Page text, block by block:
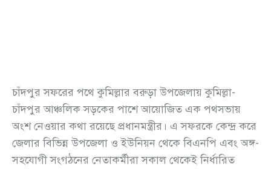
চাঁদপুর সফরের পথে কুমিল্লার বরুড়া উপজেলায় কুমিল্লা-
চাঁদপুর আঞ্চলিক সড়কের পাশে আয়োজিত এক পথসভায়
অংশ নেওয়ার কথা রয়েছে প্রধানমন্ত্রীর। এ সফরকে কেন্দ্র করে
জেলার বিভিন্ন উপজেলা ও ইউনিয়ন থেকে বিএনপি এবং অঙ্গ-
সহযোগী সংগঠনের নেতাকর্মীরা সকাল থেকেই নির্ধারিত